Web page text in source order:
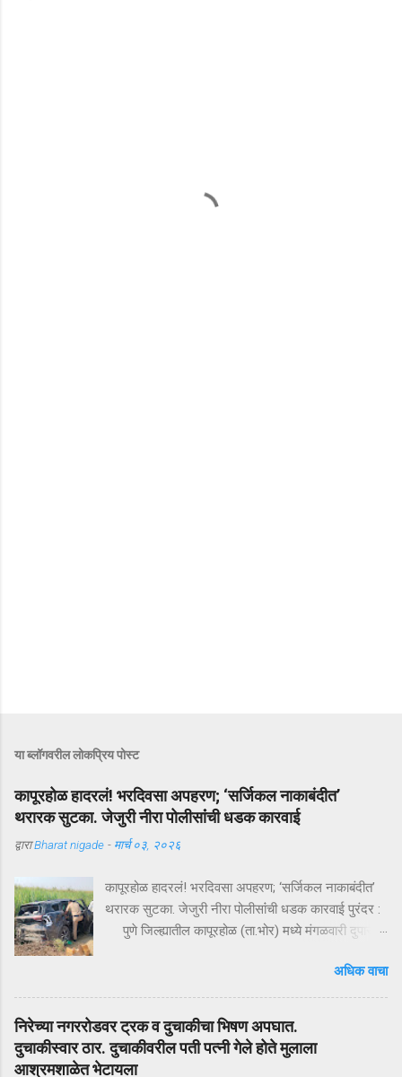
या ब्लॉगवरील लोकप्रिय पोस्ट
कापूरहोळ हादरलं! भरदिवसा अपहरण; ‘सर्जिकल नाकाबंदीत’
थरारक सुटका. जेजुरी नीरा पोलीसांंची धडक कारवाई
द्वाराBharat nigade - मार्च ०३, २०२६
कापूरहोळ हादरलं! भरदिवसा अपहरण; ‘सर्जिकल नाकाबंदीत’
थरारक सुटका. जेजुरी नीरा पोलीसांंची धडक कारवाई पुरंदर :
पुणे जिल्ह्यातील कापूरहोळ (ता.भोर) मध्ये मंगळवारी दुपारी
अक्षरशः हादरवून सोडलं. एका नामांकित व्यापाऱ्याच्या १८ वर्षीय
मुलाला भरदिवसा काळ्या XUVमधून जबरदस्तीने उचलून
नेण्यात आलं आणि काही क्षणांत गावात भीतीचं सावट दाटून
आलं. पण काही तासांतच पोलिसांनी उभारलेल्या ‘सर्जिकल
नाकाबंदी’मुळे चित्र पालटलं—आणि युवकाची सुखरूप सुटका
अधिक वाचा
निरेच्या नगररोडवर ट्रक व दुचाकीचा भिषण अपघात.
दुचाकीस्वार ठार. दुचाकीवरील पती पत्नी गेले होते मुलाला
आश्रमशाळेत भेटायला